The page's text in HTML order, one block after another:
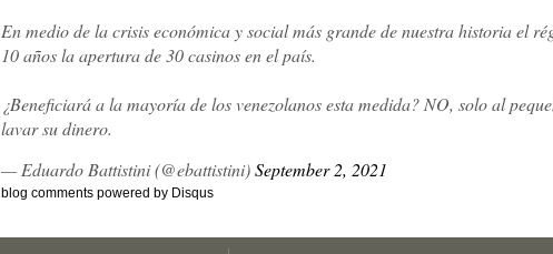
En medio de la crisis económica y social más grande de nuestra historia el
10 años la apertura de 30 casinos en el país.
¿Beneficiará a la mayoría de los venezolanos esta medida? NO, solo al
lavar su dinero.
— Eduardo Battistini (@ebattistini)September 2, 2021
blog comments powered by Disqus